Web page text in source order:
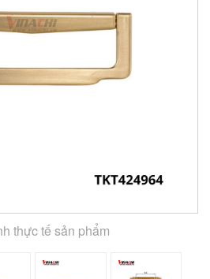
thực tế sản phẩm